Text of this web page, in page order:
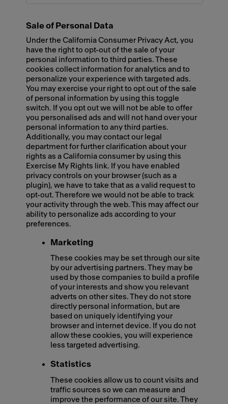
Sale of Personal Data
Under the California Consumer Privacy Act, you
have the right to opt-out of the sale of your
personal information to third parties. These
cookies collect information for analytics and to
personalize your experience with targeted ads.
You may exercise your right to opt out of the sale
of personal information by using this toggle
switch. If you opt out we will not be able to offer
you personalised ads and will not hand over your
personal information to any third parties.
Additionally, you may contact our legal
department for further clarification about your
rights as a California consumer by using this
Exercise My Rights link. If you have enabled
privacy controls on your browser (such as a
plugin), we have to take that as a valid request to
opt-out. Therefore we would not be able to track
your activity through the web. This may affect our
ability to personalize ads according to your
preferences.
Marketing
These cookies may be set through our site
by our advertising partners. They may be
used by those companies to build a profile
of your interests and show you relevant
adverts on other sites. They do not store
directly personal information, but are
based on uniquely identifying your
browser and internet device. If you do not
allow these cookies, you will experience
less targeted advertising.
Statistics
These cookies allow us to count visits and
traffic sources so we can measure and
improve the performance of our site. They